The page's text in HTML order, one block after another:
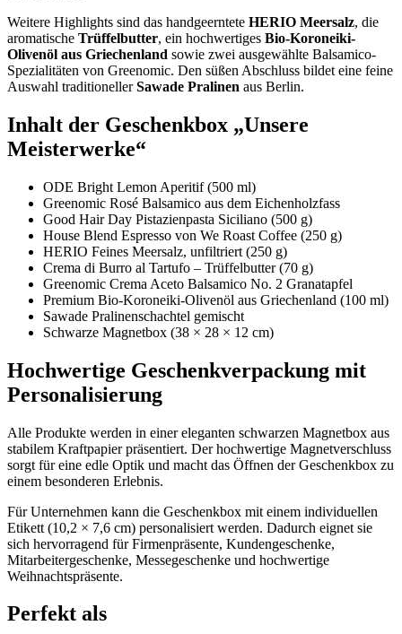
Weitere Highlights sind das handgeerntete HERIO Meersalz, die
aromatische Trüffelbutter, ein hochwertiges Bio-Koroneiki-
Olivenöl aus Griechenland sowie zwei ausgewählte Balsamico-
Spezialitäten von Greenomic. Den süßen Abschluss bildet eine feine
Auswahl traditionellerSawade Pralinen aus Berlin.
Inhalt der Geschenkbox „Unsere
Meisterwerke“
ODE Bright Lemon Aperitif (500 ml)
Greenomic Rosé Balsamico aus dem Eichenholzfass
Good Hair Day Pistazienpasta Siciliano (500 g)
House Blend Espresso von We Roast Coffee (250 g)
HERIO Feines Meersalz, unfiltriert (250 g)
Crema di Burro al Tartufo – Trüffelbutter (70 g)
Greenomic Crema Aceto Balsamico No. 2 Granatapfel
Premium Bio-Koroneiki-Olivenöl aus Griechenland (100 ml)
Sawade Pralinenschachtel gemischt
Schwarze Magnetbox (38 × 28 × 12 cm)
Hochwertige Geschenkverpackung mit
Personalisierung
Alle Produkte werden in einer eleganten schwarzen Magnetbox aus
stabilem Kraftpapier präsentiert. Der hochwertige Magnetverschluss
sorgt für eine edle Optik und macht das Öffnen der Geschenkbox zu
einem besonderen Erlebnis.
Für Unternehmen kann die Geschenkbox mit einem individuellen
Etikett (10,2 × 7,6 cm) personalisiert werden. Dadurch eignet sie
sich hervorragend für Firmenpräsente, Kundengeschenke,
Mitarbeitergeschenke, Messegeschenke und hochwertige
Weihnachtspräsente.
Perfekt als